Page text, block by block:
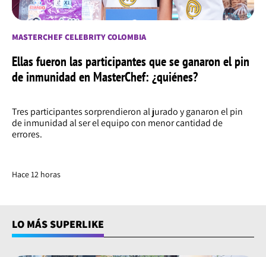
MASTERCHEF CELEBRITY COLOMBIA
Ellas fueron las participantes que se ganaron el pin
de inmunidad en MasterChef: ¿quiénes?
Tres participantes sorprendieron al jurado y ganaron el pin
de inmunidad al ser el equipo con menor cantidad de
errores.
Hace 12 horas
LO MÁS SUPERLIKE